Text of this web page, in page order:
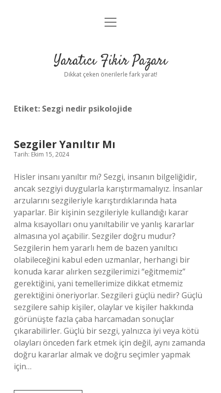
Anasayfa
Yasal Uyarı
menüyü
Yaratıcı Fikir Pazarı
Dikkat çeken önerilerle fark yarat!
Etiket: Sezgi nedir psikolojide
Sezgiler Yanıltır Mı
Tarih: Ekim 15, 2024
Hisler insanı yanıltır mı? Sezgi, insanın bilgeliğidir,
ancak sezgiyi duygularla karıştırmamalıyız. İnsanlar
arzularını sezgileriyle karıştırdıklarında hata
yaparlar. Bir kişinin sezgileriyle kullandığı karar
alma kısayolları onu yanıltabilir ve yanlış kararlar
almasına yol açabilir. Sezgiler doğru mudur?
Sezgilerin hem yararlı hem de bazen yanıltıcı
olabileceğini kabul eden uzmanlar, herhangi bir
konuda karar alırken sezgilerimizi “eğitmemiz”
gerektiğini, yani temellerimize dikkat etmemiz
gerektiğini öneriyorlar. Sezgileri güçlü nedir? Güçlü
sezgilere sahip kişiler, olaylar ve kişiler hakkında
görünüşte fazla çaba harcamadan sonuçlar
çıkarabilirler. Güçlü bir sezgi, yalnızca iyi veya kötü
olayları önceden fark etmek için değil, aynı zamanda
doğru kararlar almak ve doğru seçimler yapmak
için…